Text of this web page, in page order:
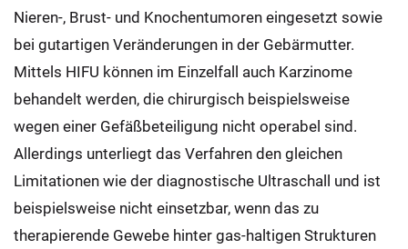
Nieren-, Brust- und Knochentumoren eingesetzt sowie
bei gutartigen Veränderungen in der Gebärmutter.
Mittels HIFU können im Einzelfall auch Karzinome
behandelt werden, die chirurgisch beispielsweise
wegen einer Gefäßbeteiligung nicht operabel sind.
Allerdings unterliegt das Verfahren den gleichen
Limitationen wie der diagnostische Ultraschall und ist
beispielsweise nicht einsetzbar, wenn das zu
therapierende Gewebe hinter gas-haltigen Strukturen